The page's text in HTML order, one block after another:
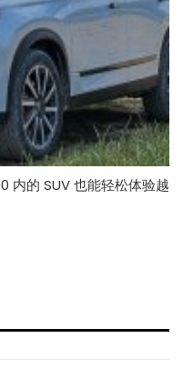
内的 SUV 也能轻松体验越